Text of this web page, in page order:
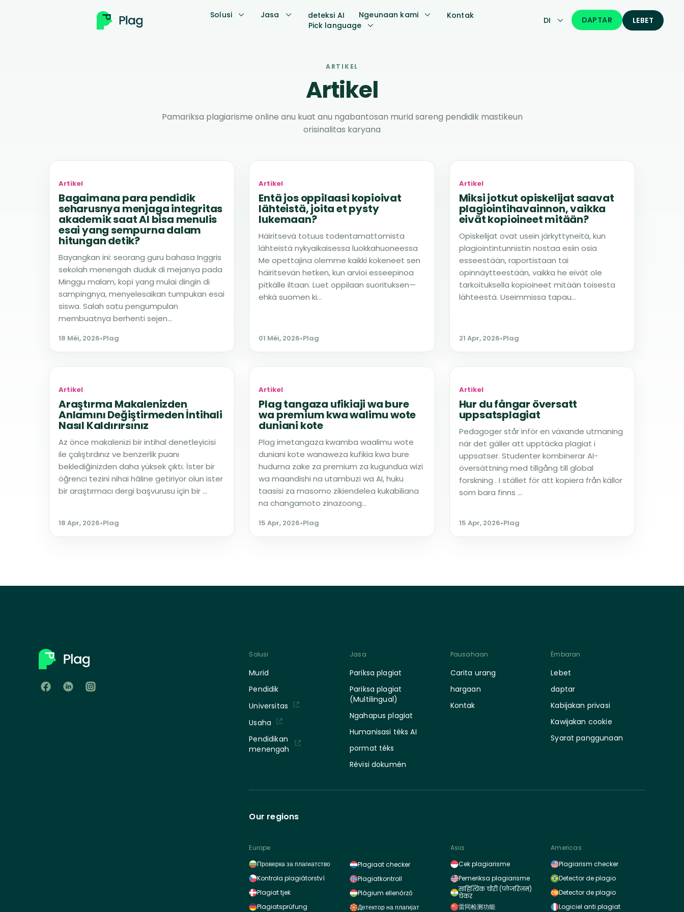
Solusi Jasa deteksi AI Ngeunaan kami
Kontak
Pick language
DI DAPTAR LEBET
ARTIKEL
Artikel
Pamariksa plagiarisme online anu kuat anu ngabantosan murid sareng pendidik mastikeun
orisinalitas karyana
Artikel
Bagaimana para pendidik
seharusnya menjaga integritas
akademik saat AI bisa menulis
esai yang sempurna dalam
hitungan detik?
Bayangkan ini: seorang guru bahasa Inggris
sekolah menengah duduk di mejanya pada
Minggu malam, kopi yang mulai dingin di
sampingnya, menyelesaikan tumpukan esai
siswa. Salah satu pengumpulan
membuatnya berhenti sejen...
18 Méi, 2026•Plag
Artikel
Entä jos oppilaasi kopioivat
lähteistä, joita et pysty
lukemaan?
Häiritsevä totuus todentamattomista
lähteistä nykyaikaisessa luokkahuoneessa
Me opettajina olemme kaikki kokeneet sen
häiritsevän hetken, kun arvioi esseepinoa
pitkälle iltaan. Luet oppilaan suorituksen—
ehkä suomen ki...
01 Méi, 2026•Plag
Artikel
Miksi jotkut opiskelijat saavat
plagiointihavainnon, vaikka
eivät kopioineet mitään?
Opiskelijat ovat usein järkyttyneitä, kun
plagiointintunnistin nostaa esiin osia
esseestään, raportistaan tai
opinnäytteestään, vaikka he eivät ole
tarkoituksella kopioineet mitään toisesta
lähteestä. Useimmissa tapau...
21 Apr, 2026•Plag
Artikel
Araştırma Makalenizden
Anlamını Değiştirmeden İntihali
Nasıl Kaldırırsınız
Az önce makalenizi bir intihal denetleyicisi
ile çalıştırdınız ve benzerlik puanı
beklediğinizden daha yüksek çıktı. İster bir
öğrenci tezini nihai hâline getiriyor olun ister
bir araştırmacı dergi başvurusu için bir ...
18 Apr, 2026•Plag
Artikel
Plag tangaza ufikiaji wa bure
wa premium kwa walimu wote
duniani kote
Plag imetangaza kwamba waalimu wote
duniani kote wanaweza kufikia kwa bure
huduma zake za premium za kugundua wizi
wa maandishi na utambuzi wa AI, huku
taasisi za masomo zikiendelea kukabiliana
na changamoto zinazoong...
15 Apr, 2026•Plag
Artikel
Hur du fångar översatt
uppsatsplagiat
Pedagoger står inför en växande utmaning
när det gäller att upptäcka plagiat i
uppsatser. Studenter kombinerar AI-
översättning med tillgång till global
forskning . I stället för att kopiera från källor
som bara finns ...
15 Apr, 2026•Plag
Solusi
Murid
Pendidik
Universitas
Usaha
Pendidikan
menengah
Jasa
Pariksa plagiat
Pariksa plagiat
(Multilingual)
Ngahapus plagiat
Humanisasi téks AI
pormat téks
Révisi dokumén
Pausahaan
Carita urang
hargaan
Kontak
Émbaran
Lebet
daptar
Kabijakan privasi
Kawijakan cookie
Syarat panggunaan
Our regions
Europe
Проверка за плагиатство
Kontrola plagiátorství
Plagiat tjek
Plagiatsprüfung
Plagiaat checker
Plagiatkontroll
Plágium ellenőrző
Детектор на плагијат
Asia
Cek plagiarisme
Pemeriksa plagiarisme
साहित्यिक चोरी (प्लेजरिज़म)
चेकर
雷同检测功能
Americas
Plagiarism checker
Detector de plagio
Detector de plagio
Logiciel anti plagiat